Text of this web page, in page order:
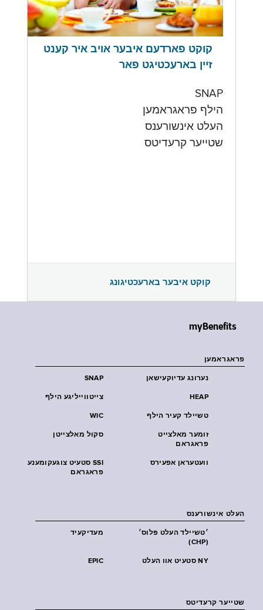
קוקט פארדעם איבער אויב איר קענט
זיין בארעכטיגט פאר
SNAP
הילף פראגראמען
העלט אינשורענס
שטייער קרעדיטס
קוקט איבער בארעכטיגונג
myBenefits
פראגראמען
SNAP נערונג עדיוקעישאן
צייטווייליגע הילף HEAP
WIC טשיילד קעיר הילף
סקול מאלצייטן
זומער מאלצייט
פראגראם
SSI סטעיט צוגעקומענע
פראגראם
וועטעראן אפעירס
העלט אינשורענס
מעדיקעיד
׳טשיילד העלט פּלוס׳
(CHP)
EPIC NY סטעיט אוו העלט
שטייער קרעדיטס